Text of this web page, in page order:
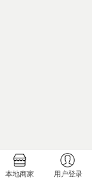
本地商家 用户登录